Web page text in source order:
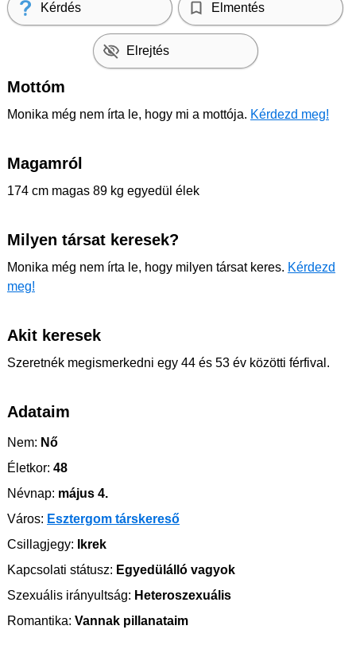
Kérdés Elmentés
Elrejtés
Mottóm
Monika még nem írta le, hogy mi a mottója. Kérdezd meg!
Magamról
174 cm magas 89 kg egyedül élek
Milyen társat keresek?
Monika még nem írta le, hogy milyen társat keres. Kérdezd
meg!
Akit keresek
Szeretnék megismerkedni egy 44 és 53 év közötti férfival.
Adataim
Nem: Nő
Életkor: 48
Névnap: május 4.
Város: Esztergom társkereső
Csillagjegy: Ikrek
Kapcsolati státusz: Egyedülálló vagyok
Szexuális irányultság: Heteroszexuális
Romantika: Vannak pillanataim